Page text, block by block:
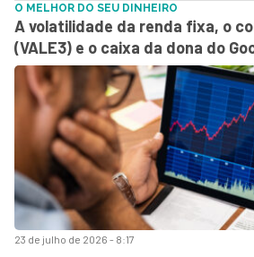
23 de julho de 2026 - 8:17
O MELHOR DO SEU DINHEIRO
A volatilidade da renda fixa, o
(VALE3) e o caixa da dona do